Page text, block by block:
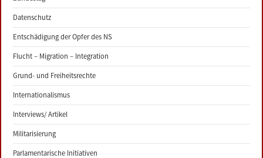
Datenschutz
Entschädigung der Opfer des NS
Flucht – Migration – Integration
Grund- und Freiheitsrechte
Internationalismus
Interviews/ Artikel
Militarisierung
Parlamentarische Initiativen